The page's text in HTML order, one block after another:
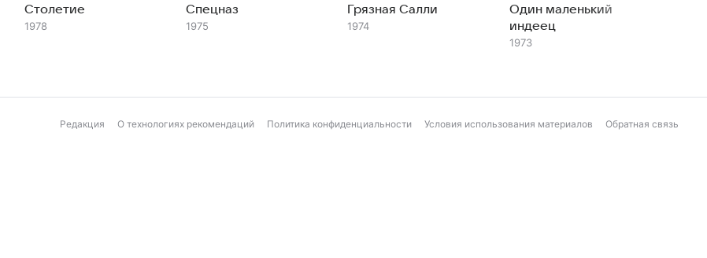
Столетие
1978
Спецназ
1975
Грязная Салли
1974
Один маленький
индеец
1973
Редакция О технологиях рекомендаций Политика конфиденциальности Условия использования материалов Обратная связь